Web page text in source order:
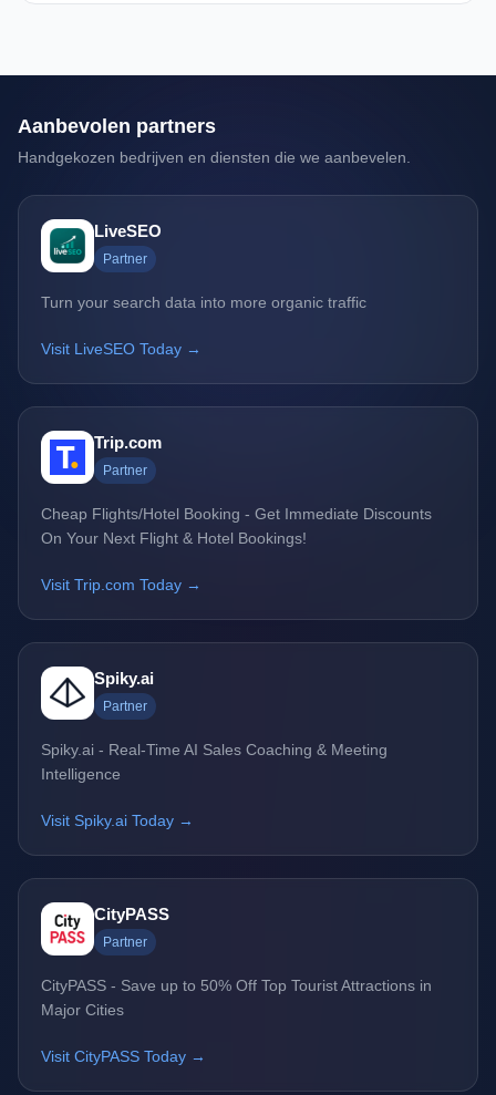
Aanbevolen partners
Handgekozen bedrijven en diensten die we aanbevelen.
LiveSEO
Partner
Turn your search data into more organic traffic
Visit LiveSEO Today →
Trip.com
Partner
Cheap Flights/Hotel Booking - Get Immediate Discounts
On Your Next Flight & Hotel Bookings!
Visit Trip.com Today →
Spiky.ai
Partner
Spiky.ai - Real-Time AI Sales Coaching & Meeting
Intelligence
Visit Spiky.ai Today →
CityPASS
Partner
CityPASS - Save up to 50% Off Top Tourist Attractions in
Major Cities
Visit CityPASS Today →